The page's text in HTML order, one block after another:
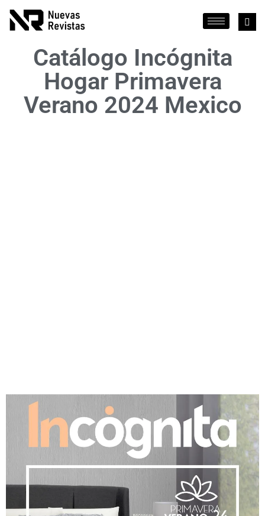
Catálogo Incógnita
Hogar Primavera
Verano 2024 Mexico